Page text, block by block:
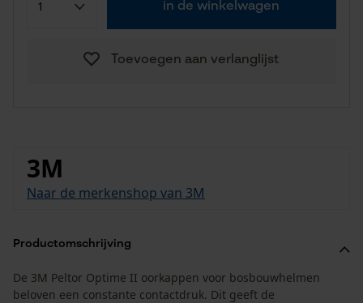
in de winkelwagen
Toevoegen aan verlanglijst
3M
Naar de merkenshop van 3M
Productomschrijving
De 3M Peltor Optime II oorkappen voor bosbouwhelmen
beloven een constante contactdruk. Dit geeft de